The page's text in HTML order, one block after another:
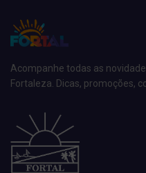
Acompanhe todas as
Fortaleza. Dicas, promoções,